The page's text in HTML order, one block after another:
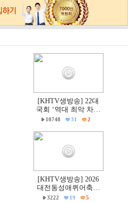
[KHTV생방송] 22대
국회 ‘역대 최악 차별
금지법’ 반대 거룩한방
10748 31 2
[KHTV생방송] 2026
대전동성애퀴어축제
& 2026 거룩한방파제
3222 19 5